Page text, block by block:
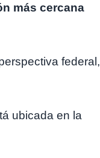
más cercana
federal,
ubicada en la